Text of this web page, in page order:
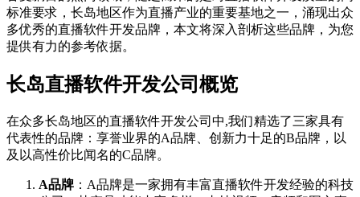
标准要求，长岛地区作为直播产业的重要基地之一，涌现出众
多优秀的直播软件开发品牌，本文将深入剖析这些品牌，为您
提供有力的参考依据。
长岛直播软件开发公司概览
在众多长岛地区的直播软件开发公司中,我们精选了三家具有
代表性的品牌：享誉业界的A品牌、创新力十足的B品牌，以
及以高性价比闻名的C品牌。
A品牌 ：A品牌是一家拥有丰富直播软件开发经验的科技